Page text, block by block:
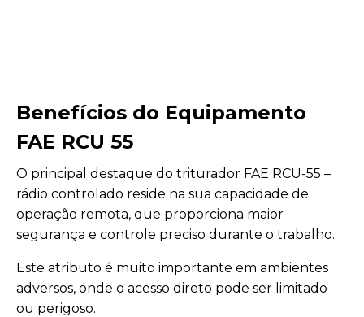
Benefícios do Equipamento
FAE RCU 55
O principal destaque do triturador FAE RCU-55 –
rádio controlado reside na sua capacidade de
operação remota, que proporciona maior
segurança e controle preciso durante o trabalho.
Este atributo é muito importante em ambientes
adversos, onde o acesso direto pode ser limitado
ou perigoso.